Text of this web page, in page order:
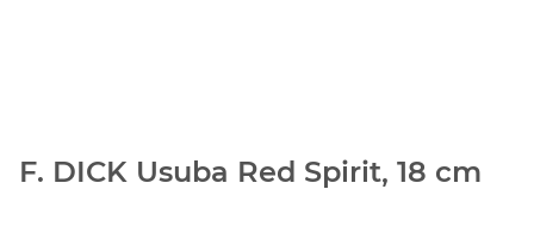
F. DICK Usuba Red Spirit, 18 cm